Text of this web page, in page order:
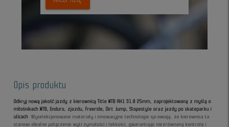
Opis produktu
Odkryj nową jakość jazdy z kierownicą Title MTB AH1 31.8 25mm, zaprojektowaną z myślą o
miłośnikach MTB, Enduro, zjazdu, Freeride, Dirt Jump, Slopestyle oraz jazdy po skateparku i
ulicach. Wyselekcjonowane materiały i innowacyjne technologie sprawiają, że kierownica ta
stanowi idealne połączenie wytrzymałości i lekkości, gwarantując niezrównaną kontrolę i